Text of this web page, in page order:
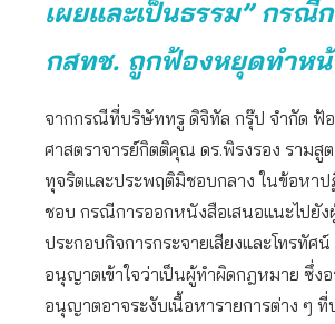
เผยและเป็นธรรม” กรณี
กสทช. ถูกฟ้องหยุดทำห
จากกรณีที่บริษัททรู ดิจิทัล กรุ๊ป จำกัด ฟ้อ
ศาสตราจารย์กิตติคุณ ดร.พิรงรอง รามสู
ทุจริตและประพฤติมิชอบกลาง ในข้อหา
ชอบ กรณีการออกหนังสือเสนอแนะไปยั
ประกอบกิจการกระจายเสียงและโทรทัศน์
อนุญาตเข้าใจว่าเป็นผู้ทำผิดกฎหมาย ซึ่ง
อนุญาตอาจระงับเนื้อหารายการต่าง ๆ